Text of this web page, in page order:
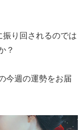
振り回されるのでは
？
今週の運勢をお届